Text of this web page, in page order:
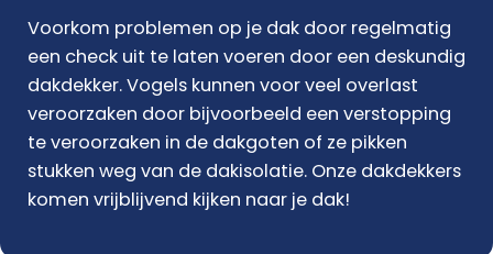
Voorkom problemen op je dak door regelmatig
een check uit te laten voeren door een deskundig
dakdekker. Vogels kunnen voor veel overlast
veroorzaken door bijvoorbeeld een verstopping
te veroorzaken in de dakgoten of ze pikken
stukken weg van de dakisolatie. Onze dakdekkers
komen vrijblijvend kijken naar je dak!